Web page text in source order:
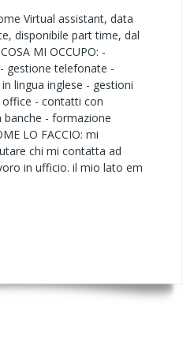
Virtual assistant, data
disponibile part time, dal
MI OCCUPO: -
gestione telefonate -
lingua inglese - gestioni
office - contatti con
- formazione
LO FACCIO: mi
chi mi contatta ad
in ufficio. il mio lato em